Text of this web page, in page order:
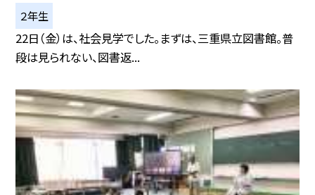
２年生
22日（金）は、社会見学でした。まずは、三重県立図書館。普
段は見られない、図書返...